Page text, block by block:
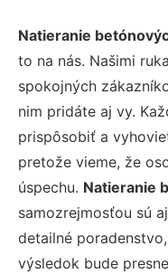
Natieranie
to na nás. Našimi
spokojných
nim pridáte aj vy.
prispôsobiť a
pretože vieme, že
úspechu. Natieranie
samozrejmosťou sú
detailné
výsledok bude